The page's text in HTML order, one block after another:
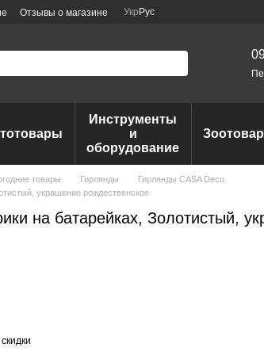
Отзывы о магазине Укр Рус
Инструменты
и
оборудование
товары Гирлянды
Гирлянды CASA Deco
украшение рождественское
на батарейках, Золотистый,